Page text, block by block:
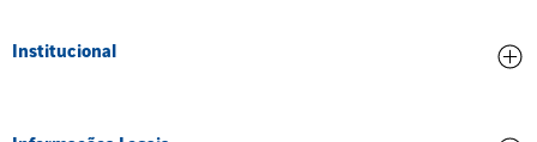
Institucional